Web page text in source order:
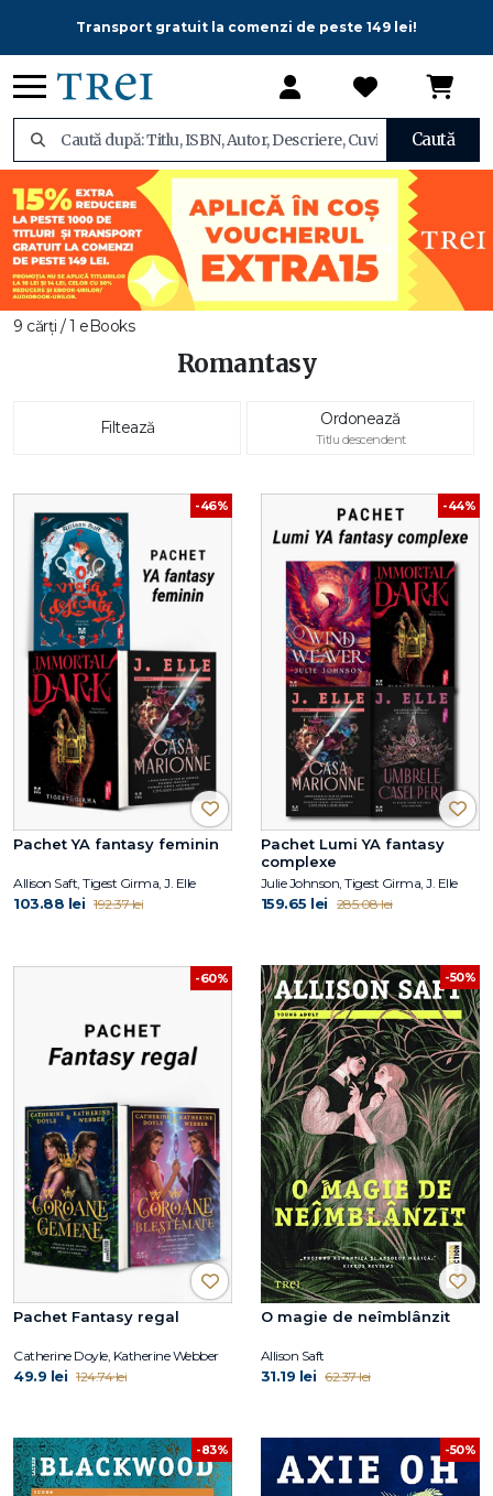
Transport gratuit la comenzi de peste 149 lei!
Caută
9 cărți / 1 eBooks
Romantasy
Filtează Ordonează
Titlu descendent
-46%
Pachet YA fantasy feminin
Allison Saft, Tigest Girma, J. Elle
103.88 lei 192.37 lei
-44%
Pachet Lumi YA fantasy
complexe
Julie Johnson, Tigest Girma, J. Elle
159.65 lei 285.08 lei
-60%
Pachet Fantasy regal
Catherine Doyle, Katherine Webber
49.9 lei 124.74 lei
-50%
O magie de neîmblânzit
Allison Saft
31.19 lei 62.37 lei
-83% -50%